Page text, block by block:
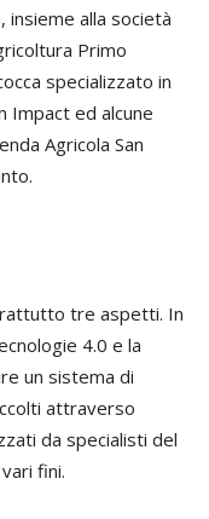
insieme alla società
Primo
specializzato in
Impact ed alcune
Agricola San
tre aspetti. In
4.0 e la
un sistema di
attraverso
da specialisti del
fini.